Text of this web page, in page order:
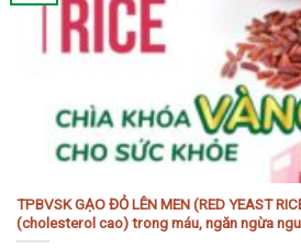
TPBVSK GẠO ĐỎ LÊN MEN (RED YEAST
(cholesterol cao) trong máu, ngăn ngừa